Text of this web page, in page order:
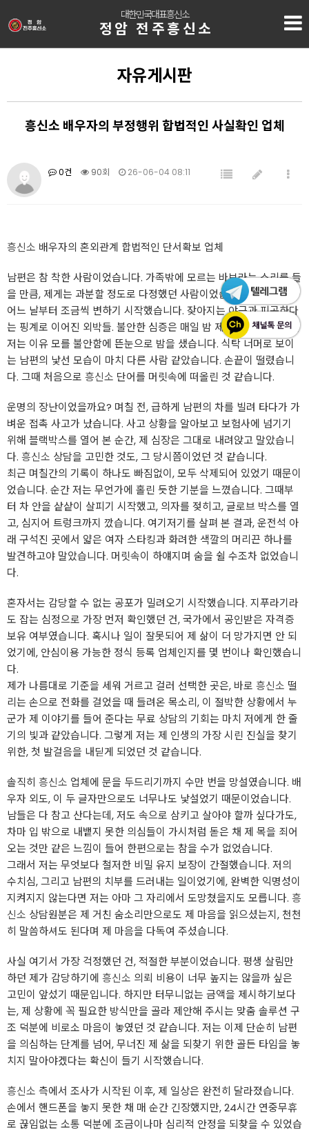
대한민국대표흥신소
정암 전주흥신소
자유게시판
흥신소 배우자의 부정행위 합법적인 사실확인 업체
0건 90회 26-06-04 08:11
흥신소 배우자의 혼외관계 합법적인 단서확보 업체
남편은 참 착한 사람이었습니다. 가족밖에 모르는 바보라는 소리를 들
을 만큼, 제게는 과분할 정도로 다정했던 사람이었습니다. 그런 그가
어느 날부터 조금씩 변하기 시작했습니다. 잦아지는 야근과 피곤하다
는 핑계로 이어진 외박들. 불안한 심증은 매일 밤 제 가슴을 짓눌렀고,
저는 이유 모를 불안함에 뜬눈으로 밤을 샜습니다. 식탁 너머로 보이
는 남편의 낯선 모습이 마치 다른 사람 같았습니다. 손끝이 떨렸습니
다. 그때 처음으로 흥신소 단어를 머릿속에 떠올린 것 같습니다.
운명의 장난이었을까요? 며칠 전, 급하게 남편의 차를 빌려 타다가 가
벼운 접촉 사고가 났습니다. 사고 상황을 알아보고 보험사에 넘기기
위해 블랙박스를 열어 본 순간, 제 심장은 그대로 내려앉고 말았습니
다. 흥신소 상담을 고민한 것도, 그 당시쯤이었던 것 같습니다.
최근 며칠간의 기록이 하나도 빠짐없이, 모두 삭제되어 있었기 때문이
었습니다. 순간 저는 무언가에 홀린 듯한 기분을 느꼈습니다. 그때부
터 차 안을 샅샅이 살피기 시작했고, 의자를 젖히고, 글로브 박스를 열
고, 심지어 트렁크까지 깠습니다. 여기저기를 살펴 본 결과, 운전석 아
래 구석진 곳에서 얇은 여자 스타킹과 화려한 색깔의 머리끈 하나를
발견하고야 말았습니다. 머릿속이 하얘지며 숨을 쉴 수조차 없었습니
다.
혼자서는 감당할 수 없는 공포가 밀려오기 시작했습니다. 지푸라기라
도 잡는 심정으로 가장 먼저 확인했던 건, 국가에서 공인받은 자격증
보유 여부였습니다. 혹시나 일이 잘못되어 제 삶이 더 망가지면 안 되
었기에, 안심이용 가능한 정식 등록 업체인지를 몇 번이나 확인했습니
다.
제가 나름대로 기준을 세워 거르고 걸러 선택한 곳은, 바로 흥신소 떨
리는 손으로 전화를 걸었을 때 들려온 목소리, 이 절박한 상황에서 누
군가 제 이야기를 들어 준다는 무료 상담의 기회는 마치 저에게 한 줄
기의 빛과 같았습니다. 그렇게 저는 제 인생의 가장 시린 진실을 찾기
위한, 첫 발걸음을 내딛게 되었던 것 같습니다.
솔직히 흥신소 업체에 문을 두드리기까지 수만 번을 망설였습니다. 배
우자 외도, 이 두 글자만으로도 너무나도 낯설었기 때문이었습니다.
남들은 다 참고 산다는데, 저도 속으로 삼키고 살아야 할까 싶다가도,
차마 입 밖으로 내뱉지 못한 의심들이 가시처럼 돋은 채 제 목을 죄어
오는 것만 같은 느낌이 들어 한편으로는 참을 수가 없었습니다.
그래서 저는 무엇보다 철저한 비밀 유지 보장이 간절했습니다. 저의
수치심, 그리고 남편의 치부를 드러내는 일이었기에, 완벽한 익명성이
지켜지지 않는다면 저는 아마 그 자리에서 도망쳤을지도 모릅니다. 흥
신소 상담원분은 제 거친 숨소리만으로도 제 마음을 읽으셨는지, 천천
히 말씀하셔도 된다며 제 마음을 다독여 주셨습니다.
사실 여기서 가장 걱정했던 건, 적절한 부분이었습니다. 평생 살림만
하던 제가 감당하기에 흥신소 의뢰 비용이 너무 높지는 않을까 싶은
고민이 앞섰기 때문입니다. 하지만 터무니없는 금액을 제시하기보다
는, 제 상황에 꼭 필요한 방식만을 골라 제안해 주시는 맞춤 솔루션 구
조 덕분에 비로소 마음이 놓였던 것 같습니다. 저는 이제 단순히 남편
을 의심하는 단계를 넘어, 무너진 제 삶을 되찾기 위한 골든 타임을 놓
치지 말아야겠다는 확신이 들기 시작했습니다.
흥신소 측에서 조사가 시작된 이후, 제 일상은 완전히 달라졌습니다.
손에서 핸드폰을 놓지 못한 채 매 순간 긴장했지만, 24시간 연중무휴
로 끊임없는 소통 덕분에 조금이나마 심리적 안정을 되찾을 수 있었습